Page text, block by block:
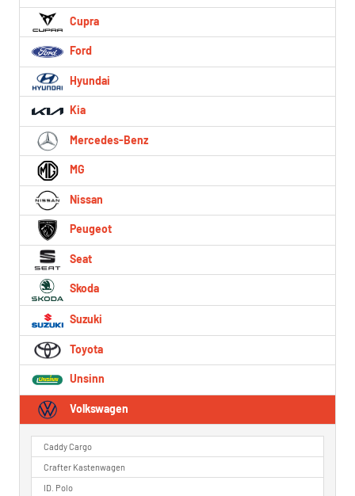
Cupra
Ford
Hyundai
Kia
Mercedes-Benz
MG
Nissan
Peugeot
Seat
Skoda
Suzuki
Toyota
Unsinn
Volkswagen
Caddy Cargo
Crafter Kastenwagen
ID. Polo